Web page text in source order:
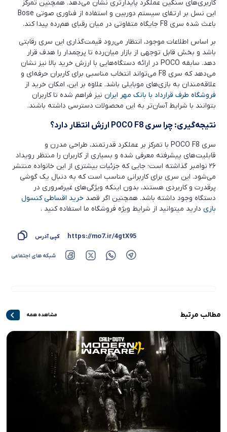
کاربری‌های سنگین عملکرد پایدارتری نشان می‌دهد. همچنین تمرکز
این نسل بر ارتقای سیستم دوربین و استفاده از فناوری صوتی Bose
باعث شده سری F8 جایگاه متفاوتی در میان رقبای هم‌رده پیدا کند.
بر اساس اطلاعات موجود، انتظار می‌رود قیمت‌گذاری این سری رقابتی
باشد و بخش قابل توجهی از بازار میان‌رده تا پرچمدار را هدف قرار
دهد. سابقه POCO در ارائه دستگاه‌هایی با ارزش خرید بالا نیز نشان
می‌دهد که سری F8 می‌تواند انتخاب مناسبی برای کاربران حرفه‌ای و
علاقه‌مندان به بازی‌های موبایلی باشد. علاوه بر این، امکان خرید از
فروشگاه طرف قرارداد با بانک مهر ایران نیز فراهم شده تا کاربران
بتوانند با شرایط آسان‌تر به این محصولات دسترسی داشته باشند.
نتیجه‌گیری: چرا سری ارزش انتظار دارد؟
سری POCO F8 با تمرکز بر عملکرد قدرتمند، طراحی مدرن و
قابلیت‌های پیشرفته معرفی شده و بسیاری از کاربران را منتظر رویداد
۲۶ نوامبر گذاشته است؛ جایی که جزئیات بیشتری از این خانواده منتشر
می‌شود. این سری برای کاربرانی مناسب است که به دنبال یک گوشی
پرقدرت و کاربردی هستند، بدون اینکه ویژگی‌های غیرضروری در
دستگاه وجود داشته باشد. همچنین اگر قصد خرید اقساطی کنسول
بازی دارید میتوانید از شرایط ویژه فروشگاه ما استفاده کنید .
https://mo7.ir/4gtX95 کپی آدرس
شبکه های اجتماعی
مطالب مرتبط مشاهده همه